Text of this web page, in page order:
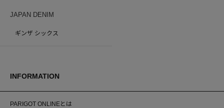
JAPAN DENIM
ギンザ シックス
INFORMATION
PARIGOT ONLINEとは